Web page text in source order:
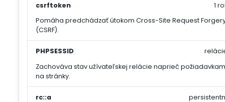
csrftoken
Pomáha predchádzať útokom Cross-Site Request
(CSRF).
1
PHPSESSID
Zachováva stav užívateľskej relácie naprieč
na stránky.
rc::a